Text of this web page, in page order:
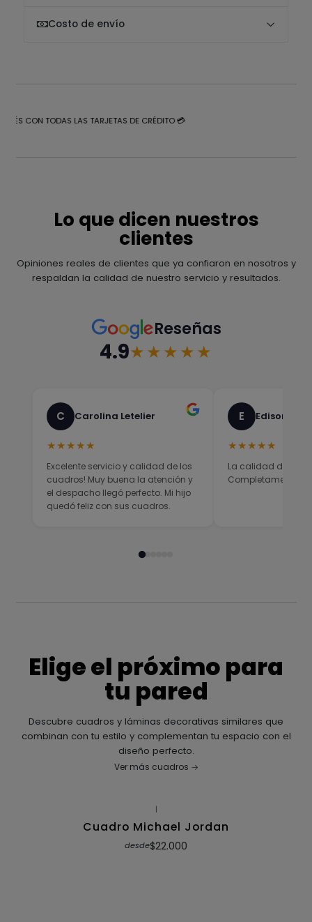
Costo de envío
CON TODAS LAS TARJETAS DE CRÉDITO 💳
Lo que dicen nuestros
clientes
Opiniones reales de clientes que ya confiaron en nosotros y
respaldan la calidad de nuestro servicio y resultados.
Reseñas
4.9★★★★★
C Carolina Letelier
★★★★★
Excelente servicio y calidad de los
cuadros! Muy buena la atención y
el despacho llegó perfecto. Mi hijo
quedó feliz con sus cuadros.
E Edison
★★★★★
La calidad del
Completamente
Elige el próximo para
tu pared
Descubre cuadros y láminas decorativas similares que
combinan con tu estilo y complementan tu espacio con el
diseño perfecto.
Ver más cuadros
|
Cuadro Michael Jordan
desde$22.000